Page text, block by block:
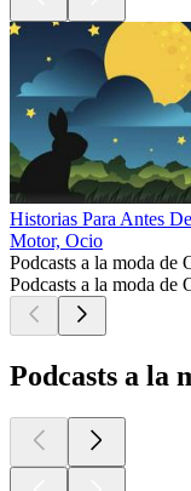
Historias Para Antes
Motor, Ocio
Podcasts a la moda de
Podcasts a la moda de
Podcasts a la